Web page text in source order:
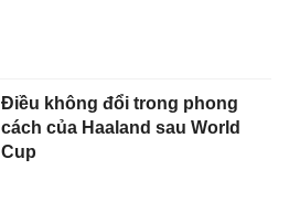
Điều không đổi trong phong
cách của Haaland sau World
Cup